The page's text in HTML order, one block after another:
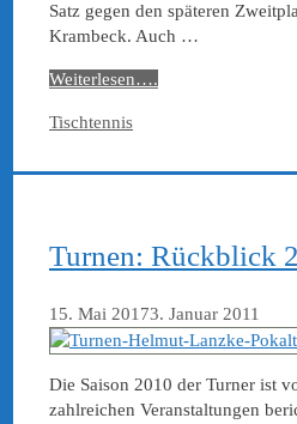
Satz gegen den späteren
Krambeck. Auch …
Weiterlesen….
Kategorien
Tischtennis
Turnen: Rückblick
15. Mai 20173. Januar 2011
Die Saison 2010 der Turner ist
zahlreichen Veranstaltungen